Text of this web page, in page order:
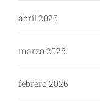
abril 2026
marzo 2026
febrero 2026